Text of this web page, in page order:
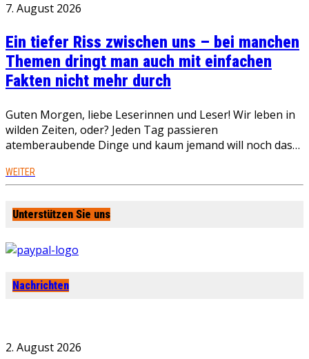
7. August 2026
Ein tiefer Riss zwischen uns – bei manchen
Themen dringt man auch mit einfachen
Fakten nicht mehr durch
Guten Morgen, liebe Leserinnen und Leser! Wir leben in
wilden Zeiten, oder? Jeden Tag passieren
atemberaubende Dinge und kaum jemand will noch das…
WEITER
Unterstützen Sie uns
Nachrichten
2. August 2026